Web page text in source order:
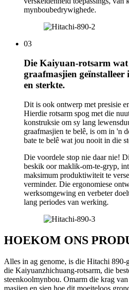
mynboubedrywighede.
03
Die Kaiyuan-rotsarm
graafmasjien geïnstalleer
en sterkte.
Dit is ook ontwerp met presisie
Hierdie rotsarm spog met die
konstruksie om sy lang
graafmasjien te belê, is om in 'n
bate te belê wat jou nooit in die
Die voordele stop nie daar nie!
beskik oor maklik-om-te-gryp,
maksimum produktiwiteit te
verminder. Die ergonomiese
werksomgewing en verbeter
lang periodes van werking.
HOEKOM ONS
Alles in ag genome, is die Hitachi 890-
die Kaiyuanzhichuang-rotsarm, die
steenkoolmynbou. Omarm die krag
masjien en sien hoe dit moeiteloos